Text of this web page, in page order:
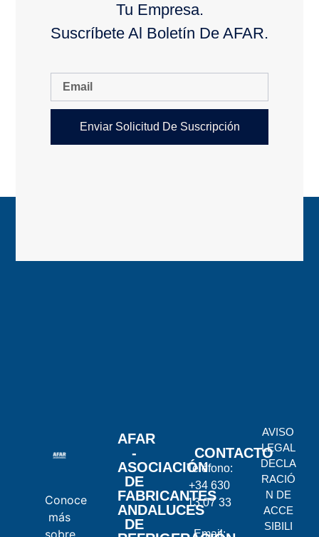
Tu Empresa.
Suscríbete Al Boletín De AFAR.
Enviar Solicitud De Suscripción
Conoce
más
sobre
AFAR
-
ASOCIACIÓN
DE
FABRICANTES
ANDALUCES
DE
CONTACTO
Teléfono:
+34 630
13 07 33
Email:
AVISO
LEGAL
DECLA
RACIÓ
N DE
ACCE
SIBILI